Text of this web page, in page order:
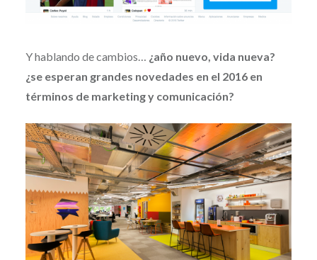
Y hablando de cambios… ¿año nuevo, vida nueva?
¿se esperan grandes novedades en el 2016 en
términos de marketing y comunicación?